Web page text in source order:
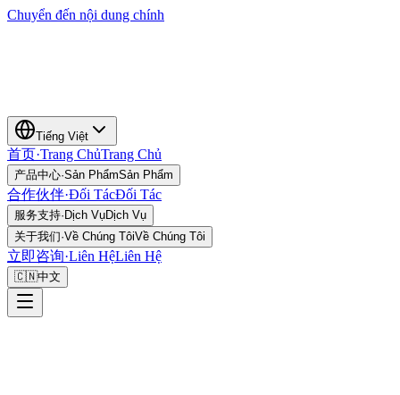
Chuyển đến nội dung chính
Tiếng Việt
首页·Trang ChủTrang Chủ
产品中心·Sản PhẩmSản Phẩm
合作伙伴·Đối TácĐối Tác
服务支持· Dịch VụDịch Vụ
关于我们·Về Chúng TôiVề Chúng Tôi
立即咨询·Liên HệLiên Hệ
🇨🇳中文